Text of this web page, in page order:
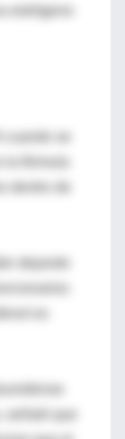
estrógeno
dentro de
dejando
que